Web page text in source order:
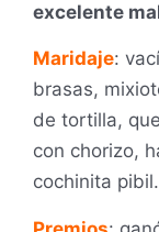
excelente
Maridaje:
brasas,
de tortilla,
con chorizo,
cochinita pibil.